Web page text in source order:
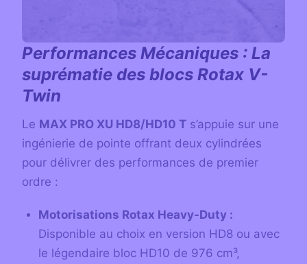
Performances Mécaniques : La
suprématie des blocs Rotax V-
Twin
Le MAX PRO XU HD8/HD10 T s’appuie sur une
ingénierie de pointe offrant deux cylindrées
pour délivrer des performances de premier
ordre :
Motorisations Rotax Heavy-Duty :
Disponible au choix en version HD8 ou avec
le légendaire bloc HD10 de 976 cm³,